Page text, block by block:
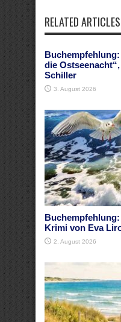
RELATED ARTICLES
die
Schiller
3. August 2026
Krimi von Eva
2. August 2026